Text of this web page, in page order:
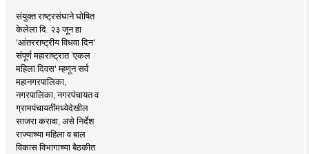
संयुक्त राष्ट्रसंघाने घोषित
केलेला दि. २३ जून हा
'आंतरराष्ट्रीय विधवा दिन'
संपूर्ण महाराष्ट्रात 'एकल
महिला दिवस' म्हणून सर्व
महानगरपालिका,
नगरपालिका, नगरपंचायत व
ग्रामपंचायतींमध्येदेखील
साजरा करावा, असे निर्देश
राज्याच्या महिला व बाल
विकास विभागाच्या बैठकीत